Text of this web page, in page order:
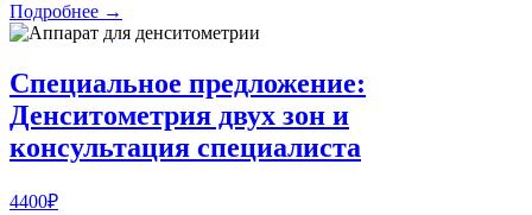
Подробнее →
Специальное предложение:
Денситометрия двух зон и
консультация специалиста
4400₽